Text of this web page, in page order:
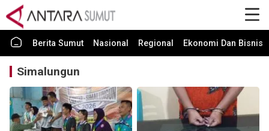
Berita Sumut Nasional Regional Ekonomi Dan Bisnis
Simalungun